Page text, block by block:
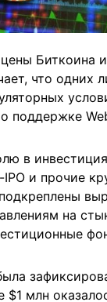
Биткоина
что
поддержке
в
и прочие
на
$1 млн